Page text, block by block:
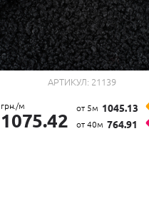
АРТИКУЛ: 21139
грн./м
1075.42
от 5м 1045.13
от 40м 764.91